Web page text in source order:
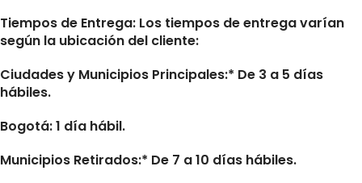
Tiempos de Entrega: Los tiempos de entrega varían
según la ubicación del cliente:
Ciudades y Municipios Principales:* De 3 a 5 días
hábiles.
Bogotá: 1 día hábil.
Municipios Retirados:* De 7 a 10 días hábiles.